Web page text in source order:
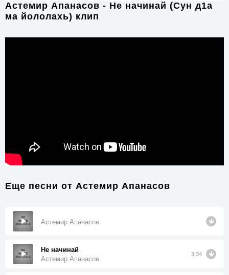
Астемир Апанасов - Не начинай (Сун д1а
ма йололахь) клип
Еще песни от Астемир Апанасов
Астемир Апанасов
Не начинай
Астемир Апанасов
3:34